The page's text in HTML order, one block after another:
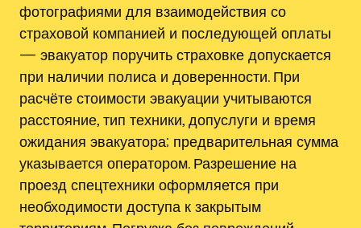
фотографиями для взаимодействия со
страховой компанией и последующей оплаты
— эвакуатор поручить страховке допускается
при наличии полиса и доверенности. При
расчёте стоимости эвакуации учитываются
расстояние, тип техники, допуслуги и время
ожидания эвакуатора; предварительная сумма
указывается оператором. Разрешение на
проезд спецтехники оформляется при
необходимости доступа к закрытым